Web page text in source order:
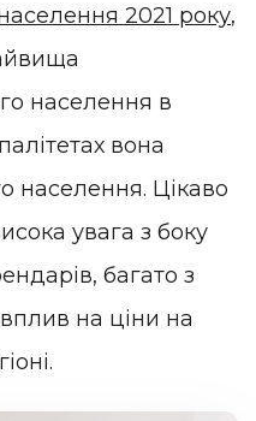
2021 року,
населення в
вона
населення. Цікаво
увага з боку
багато з
на ціни на